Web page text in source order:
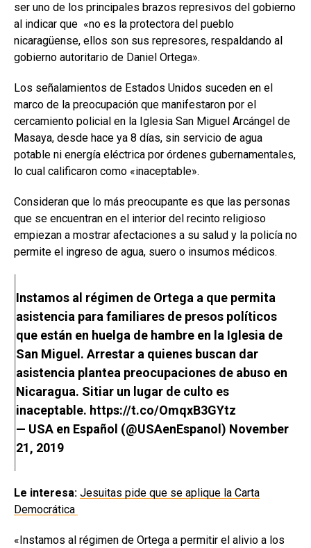
ser uno de los principales brazos represivos del gobierno
al indicar que «no es la protectora del pueblo
nicaragüense, ellos son sus represores, respaldando al
gobierno autoritario de Daniel Ortega».
Los señalamientos de Estados Unidos suceden en el
marco de la preocupación que manifestaron por el
cercamiento policial en la Iglesia San Miguel Arcángel de
Masaya, desde hace ya 8 días, sin servicio de agua
potable ni energía eléctrica por órdenes gubernamentales,
lo cual calificaron como «inaceptable».
Consideran que lo más preocupante es que las personas
que se encuentran en el interior del recinto religioso
empiezan a mostrar afectaciones a su salud y la policía no
permite el ingreso de agua, suero o insumos médicos.
Instamos al régimen de Ortega a que permita
asistencia para familiares de presos políticos
que están en huelga de hambre en la Iglesia de
San Miguel. Arrestar a quienes buscan dar
asistencia plantea preocupaciones de abuso en
Nicaragua. Sitiar un lugar de culto es
inaceptable. https://t.co/OmqxB3GYtz
— USA en Español (@USAenEspanol) November
21, 2019
Le interesa: Jesuitas pide que se aplique la Carta
Democrática
«Instamos al régimen de Ortega a permitir el alivio a los